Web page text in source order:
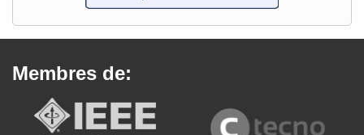
Membres de: